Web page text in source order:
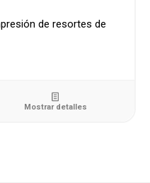
de resortes de
Mostrar detalles